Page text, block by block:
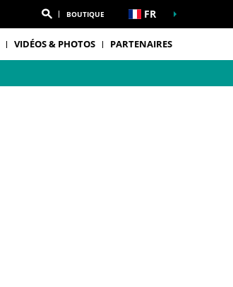
BOUTIQUE FR
VIDÉOS & PHOTOS PARTENAIRES